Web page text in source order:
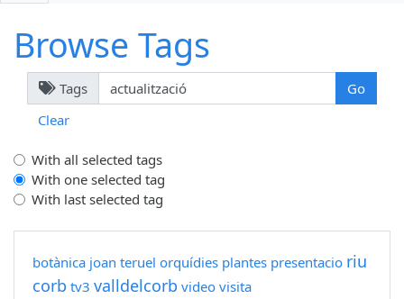
Browse Tags
Tags
Clear
With all selected tags
With one selected tag
With last selected tag
botànica joan teruel orquídies plantes presentacio riu
corb tv3 valldelcorb video visita